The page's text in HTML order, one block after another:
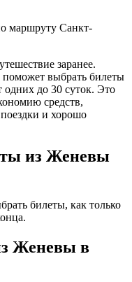
маршруту Санкт-
заранее.
поможет выбрать билеты
одних до 30 суток. Это
средств,
и хорошо
из Женевы
билеты, как только
Женевы в